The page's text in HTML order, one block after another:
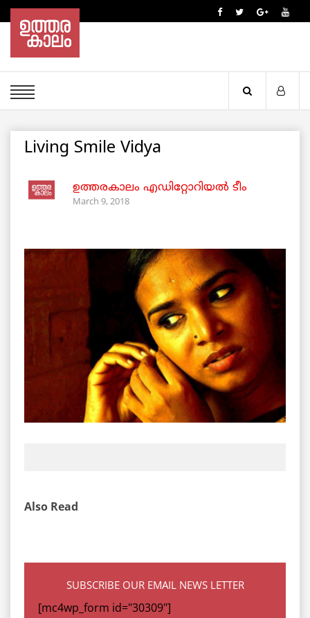
Living Smile Vidya
ഉത്തരകാലം എഡിറ്റോറിയല്‍ ടീം
March 9, 2018
Also Read
SUBSCRIBE OUR EMAIL NEWS LETTER
[mc4wp_form id="30309"]